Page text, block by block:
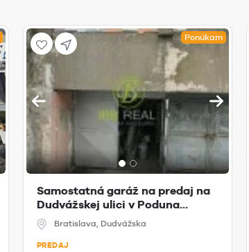
Ponúkam
Samostatná garáž na predaj na
Dudvážskej ulici v Poduna...
Bratislava, Dudvážska
PREDAJ